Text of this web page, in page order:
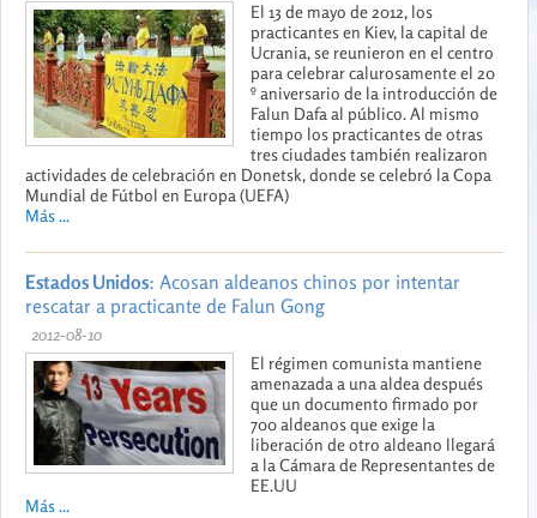
El 13 de mayo de 2012, los
practicantes en Kiev, la capital de
Ucrania, se reunieron en el centro
para celebrar calurosamente el 20
º aniversario de la introducción de
Falun Dafa al público. Al mismo
tiempo los practicantes de otras
tres ciudades también realizaron
actividades de celebración en Donetsk, donde se celebró la Copa
Mundial de Fútbol en Europa (UEFA)
Más ...
Estados Unidos: Acosan aldeanos chinos por intentar
rescatar a practicante de Falun Gong
2012-08-10
El régimen comunista mantiene
amenazada a una aldea después
que un documento firmado por
700 aldeanos que exige la
liberación de otro aldeano llegará
a la Cámara de Representantes de
EE.UU
Más ...